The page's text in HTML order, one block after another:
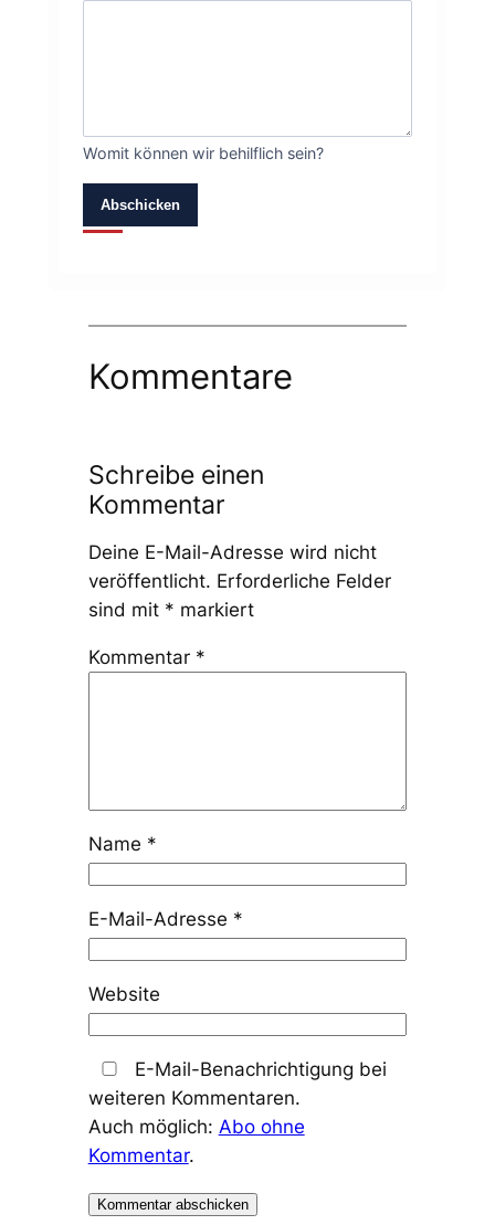
Womit können wir behilflich sein?
Abschicken
Kommentare
Schreibe einen
Kommentar
Deine E-Mail-Adresse wird nicht
veröffentlicht. Erforderliche Felder
sind mit * markiert
Kommentar *
Name *
E-Mail-Adresse *
Website
E-Mail-Benachrichtigung bei
weiteren Kommentaren.
Auch möglich: Abo ohne
Kommentar.